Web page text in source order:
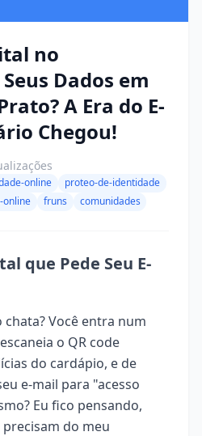
no
Dados em
A Era do E-
Chegou!
online
proteo-de-identidade
online fruns comunidades
que Pede Seu E-
chata? Você entra num
o QR code
do cardápio, e de
e-mail para "acesso
Eu fico pensando,
do meu